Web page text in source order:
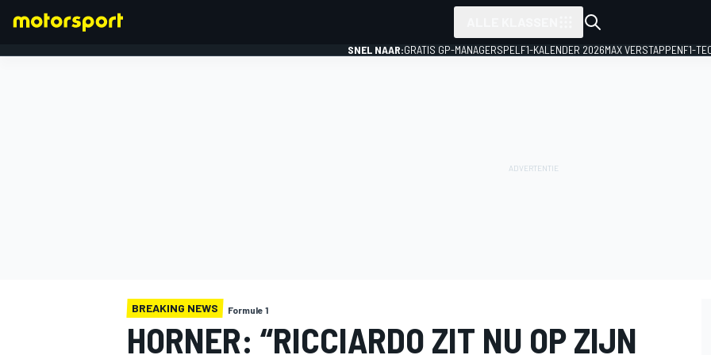
SNEL NAAR:GRATIS GP-MANAGERSPEL F1-KALENDER 2026MAX VERSTAPPENF1-
BREAKING NEWS Formule 1
HORNER: “RICCIARDO ZIT NU OP ZIJN